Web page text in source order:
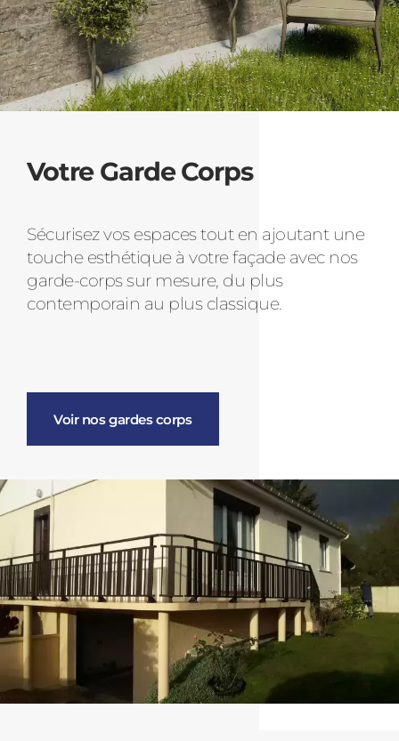
Votre Garde Corps
Sécurisez vos espaces tout en ajoutant une
touche esthétique à votre façade avec nos
garde-corps sur mesure, du plus
contemporain au plus classique.
Voir nos gardes corps